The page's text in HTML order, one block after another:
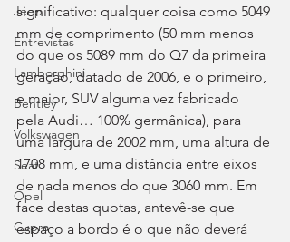
Jeep
Entrevistas
Lamborghini
Bentley
Volkswagen
Seat
Opel
Cupra
significativo: qualquer coisa como 5049
mm de comprimento (50 mm menos
do que os 5089 mm do Q7 da primeira
geração, datado de 2006, e o primeiro,
e maior, SUV alguma vez fabricado
pela Audi… 100% germânica), para
uma largura de 2002 mm, uma altura de
1708 mm, e uma distância entre eixos
de nada menos do que 3060 mm. Em
face destas quotas, antevê-se que
espaço a bordo é o que não deverá